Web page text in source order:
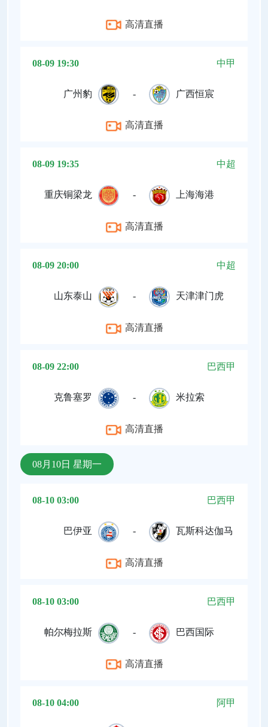
高清直播
08-09 19:30 中甲
广州豹 - 广西恒宸
高清直播
08-09 19:35 中超
重庆铜梁龙 - 上海海港
高清直播
08-09 20:00 中超
山东泰山 - 天津津门虎
高清直播
08-09 22:00 巴西甲
克鲁塞罗 - 米拉索
高清直播
08月10日 星期一
08-10 03:00 巴西甲
巴伊亚 - 瓦斯科达伽马
高清直播
08-10 03:00 巴西甲
帕尔梅拉斯 - 巴西国际
高清直播
08-10 04:00 阿甲